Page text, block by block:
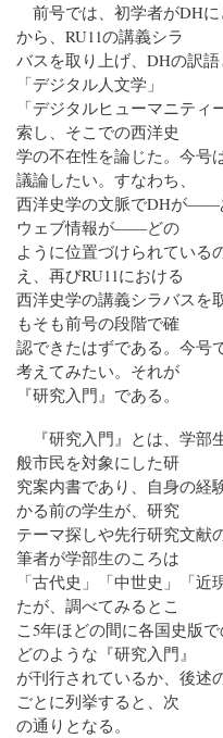
前号では、初学者がDH
から、RU11の講義シラ
バスを取り上げ、DHの訳
「デジタル人文学」
「デジタルヒューマニテ
索し、そこでの西洋史
学の不在性を論じた。今号
議論したい。すなわち、
西洋史学の文脈でDHが――
ウェブ情報が――どの
ように位置づけられている
え、再びRU11における
西洋史学の講義シラバスを
もそも前号の段階で確
認できたはずである。今号
考えてみたい。それが
『研究入門』である。
『研究入門』とは、学部
般市民を対象にした研
究案内書であり、自身の経
かる前の学生が、研究
テーマ探しや先行研究文献
筆者が学部生のころは
「古代史」「中世史」「
たが、調べてみるとこ
こ5年ほどの間に各国史版
どのような『研究入門』
が刊行されているか、後述
ごとに列挙すると、次
の通りとなる。